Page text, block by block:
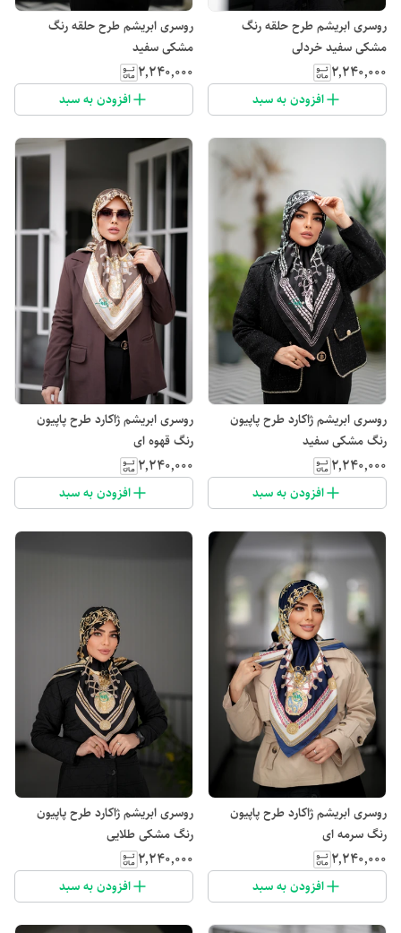
روسری ابریشم طرح حلقه رنگ
مشکی سفید خردلی
۲٬۲۴۰٬۰۰۰
افزودن به سبد
روسری ابریشم طرح حلقه رنگ
مشکی سفید
۲٬۲۴۰٬۰۰۰
افزودن به سبد
روسری ابریشم ژاکارد طرح پاپیون
رنگ مشکی سفید
۲٬۲۴۰٬۰۰۰
افزودن به سبد
روسری ابریشم ژاکارد طرح پاپیون
رنگ قهوه ای
۲٬۲۴۰٬۰۰۰
افزودن به سبد
روسری ابریشم ژاکارد طرح پاپیون
رنگ سرمه ای
۲٬۲۴۰٬۰۰۰
افزودن به سبد
روسری ابریشم ژاکارد طرح پاپیون
رنگ مشکی طلایی
۲٬۲۴۰٬۰۰۰
افزودن به سبد